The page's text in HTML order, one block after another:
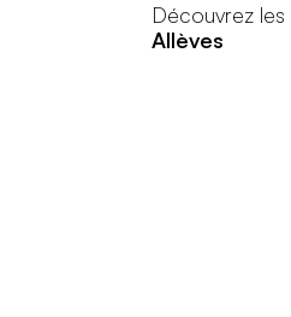
Découvrez les
Allèves